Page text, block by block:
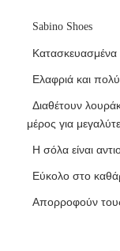
Sabino Shoes
Κατασκευασμένα
Ελαφριά
Διαθέτουν
μέρος για
Η σόλα είναι
Εύκολο στο
Απορροφούν